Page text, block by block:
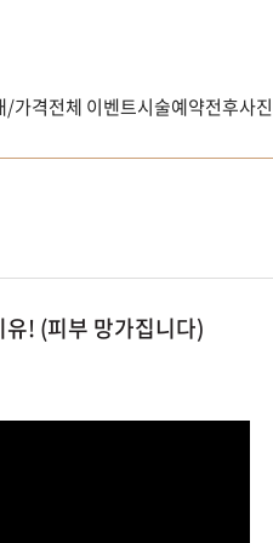
/가격전체 이벤트시술예약전후사진
! (피부 망가집니다)